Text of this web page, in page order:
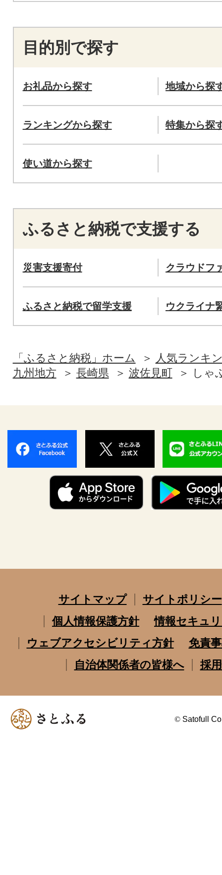
目的別で探す
お礼品から探す 地域から探
ランキングから探す 特集から探
使い道から探す
ふるさと納税で支援する
災害支援寄付 クラウドフ
ふるさと納税で留学支援 ウクライナ
「ふるさと納税」ホーム
人気ランキ
九州地方
長崎県 波佐見町 しゃ
サイトマップ
サイトポリシー
個人情報保護方針
情報セキュ
ウェブアクセシビリティ方針
免責
自治体関係者の皆様へ
採
© Satofull